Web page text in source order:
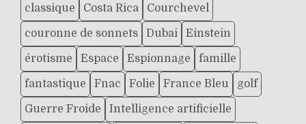
classique Costa Rica Courchevel
couronne de sonnets Dubai Einstein
érotisme Espace Espionnage famille
fantastique Fnac Folie France Bleu golf
Guerre Froide Intelligence artificielle